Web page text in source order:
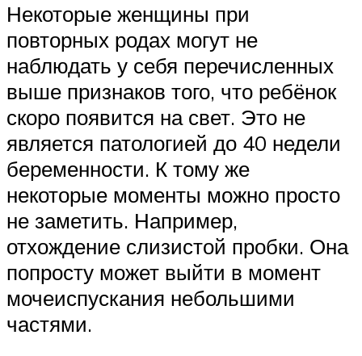
Некоторые женщины при
повторных родах могут не
наблюдать у себя перечисленных
выше признаков того, что ребёнок
скоро появится на свет. Это не
является патологией до 40 недели
беременности. К тому же
некоторые моменты можно просто
не заметить. Например,
отхождение слизистой пробки. Она
попросту может выйти в момент
мочеиспускания небольшими
частями.